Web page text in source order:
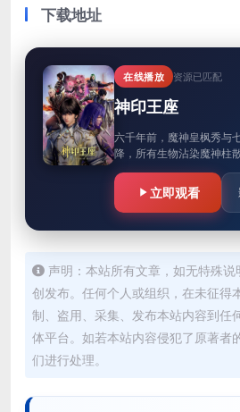
下载地址
在线播放 资源已匹配
神印王座
六千年前，魔神皇枫秀与
降，所有生物沾染魔神柱
成魔族生物，人类随之进
强者自行组织六大圣殿，
立即观看
声明：本站所有文章，如无特殊
创发布。任何个人或组织，在未征得
制、盗用、采集、发布本站内容到任
体平台。如若本站内容侵犯了原著者
们进行处理。